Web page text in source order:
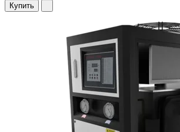
Купить